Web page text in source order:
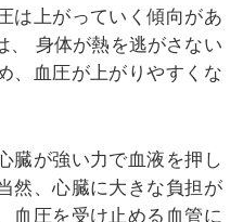
は上がっていく傾向があ
身体が熱を逃がさない
、血圧が上がりやすくな
臓が強い力で血液を押し
然、心臓に大きな負担が
血圧を受け止める血管に